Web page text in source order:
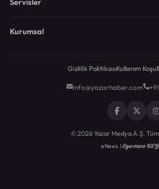
Kurumsal
Gizlilik PolitikasıKullanım
info@yazarhaber.com
© 2026 Yazar Medya A.Ş. Tüm
eNews |Egemen